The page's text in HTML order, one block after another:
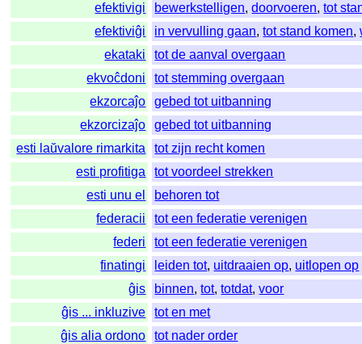
efektivigi
bewerkstelligen,doorvoeren,tot
efektiviĝi
in vervulling gaan,tot stand komen,
ekataki
tot de aanval overgaan
ekvoĉdoni
tot stemming overgaan
ekzorcaĵo
gebed tot uitbanning
ekzorcizaĵo
gebed tot uitbanning
esti laŭvalore rimarkita
tot zijn recht komen
esti profitiga
tot voordeel strekken
esti unu el
behoren tot
federacii
tot een federatie verenigen
federi
tot een federatie verenigen
finatingi
leiden tot, uitdraaien op, uitlopen op
ĝis
binnen,tot,totdat,voor
ĝis ... inkluzive
tot en met
ĝis alia ordono
tot nader order